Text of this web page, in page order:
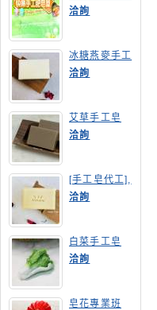
手工皂師資培
訓班
洽詢
冰糖燕麥手工
皂
洽詢
艾草手工皂
洽詢
[手工皂代工],
膠原蛋白手工
皂
洽詢
白菜手工皂
洽詢
皂花專業班